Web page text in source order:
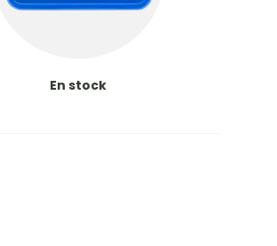
En stock